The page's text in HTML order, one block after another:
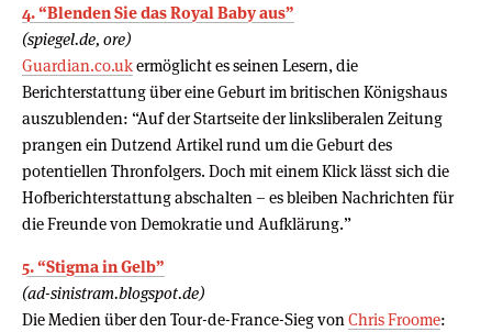
4. “Blenden Sie das Royal Baby aus”
(spiegel.de, ore)
Guardian.co.ukermöglicht es seinen Lesern, die
Berichterstattung über eine Geburt im britischen Königshaus
auszublenden: “Auf der Startseite der linksliberalen Zeitung
prangen ein Dutzend Artikel rund um die Geburt des
potentiellen Thronfolgers. Doch mit einem Klick lässt sich die
Hofberichterstattung abschalten – es bleiben Nachrichten für
die Freunde von Demokratie und Aufklärung.”
5. “Stigma in Gelb”
(ad-sinistram.blogspot.de)
Die Medien über den Tour-de-France-Sieg von Chris Froome: